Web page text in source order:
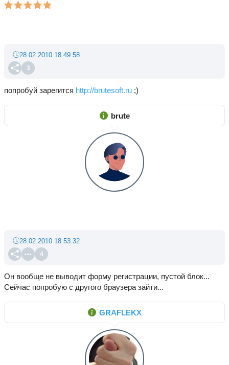
3
28.02.2010 18:49:58
попробуй зарегится http://brutesoft.ru ;)
brute
4
28.02.2010 18:53:32
Он вообще не выводит форму регистрации, пустой блок...
Сейчас попробую с другого браузера зайти...
GRAFLEKX